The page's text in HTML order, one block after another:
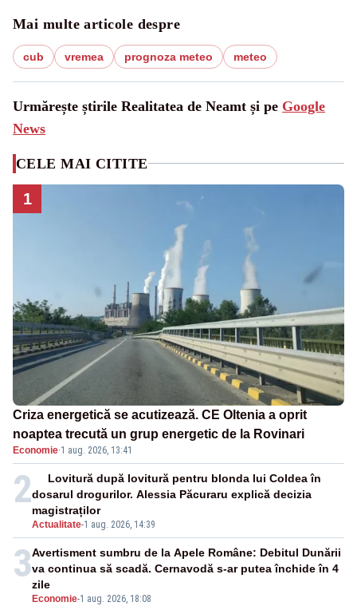
Mai multe articole despre
cub vremea prognoza meteo meteo
Urmărește știrile Realitatea de Neamt și pe Google
News
CELE MAI CITITE
1
Criza energetică se acutizează. CE Oltenia a oprit
noaptea trecută un grup energetic de la Rovinari
Economie·1 aug. 2026, 13:41
2
Actualitate-1 aug. 2026, 14:39
Lovitură după lovitură pentru blonda lui Coldea în
dosarul drogurilor. Alessia Păcuraru explică decizia
magistraților
3
Economie-1 aug. 2026, 18:08
Avertisment sumbru de la Apele Române: Debitul Dunării
va continua să scadă. Cernavodă s-ar putea închide în 4
zile